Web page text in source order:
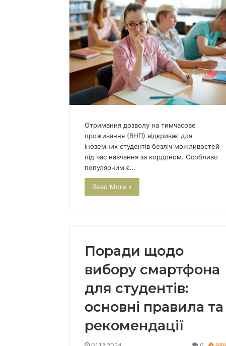
Отримання дозволу на тимчасове
проживання (ВНП) відкриває для
іноземних студентів безліч можливостей
під час навчання за кордоном. Особливо
популярним є…
Read More »
Поради щодо
вибору смартфона
для студентів:
основні правила та
рекомендації